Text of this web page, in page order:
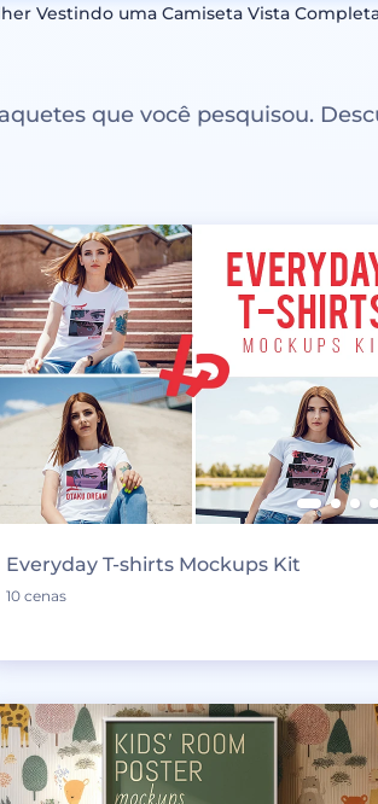
Vestindo uma Camiseta Vista
que você pesquisou.
Everyday T-shirts Mockups Kit
10 cenas